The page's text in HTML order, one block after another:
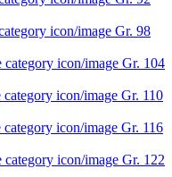
Gr. 98
Gr. 104
Gr. 110
Gr. 116
Gr. 122